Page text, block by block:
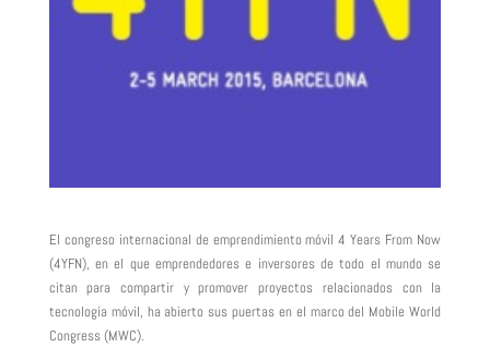
El congreso internacional de emprendimiento móvil 4 Years From Now
(4YFN), en el que emprendedores e inversores de todo el mundo se
citan para compartir y promover proyectos relacionados con la
tecnología móvil, ha abierto sus puertas en el marco del Mobile World
Congress (MWC).